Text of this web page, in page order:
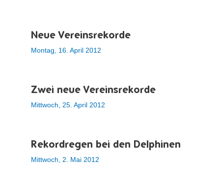
Neue Vereinsrekorde
Montag, 16. April 2012
Zwei neue Vereinsrekorde
Mittwoch, 25. April 2012
Rekordregen bei den Delphinen
Mittwoch, 2. Mai 2012